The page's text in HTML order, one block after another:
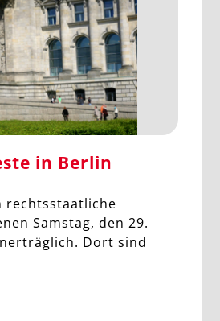
in Berlin
rechtsstaatliche
Samstag, den 29.
Dort sind